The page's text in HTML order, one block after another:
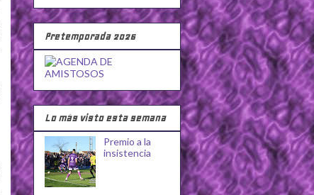
Pretemporada 2026
Lo más visto esta semana
Premio a la
insistencia